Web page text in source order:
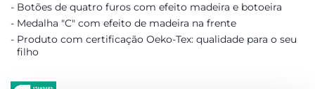
Botões de quatro furos com efeito madeira e botoeira
Medalha "C" com efeito de madeira na frente
Produto com certificação Oeko-Tex: qualidade para o seu
filho